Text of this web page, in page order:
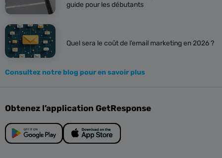
guide pour les débutants
Quel sera le coût de l’email marketing en 2026 ?
Consultez notre blog pour en savoir plus
Obtenez l’application GetResponse